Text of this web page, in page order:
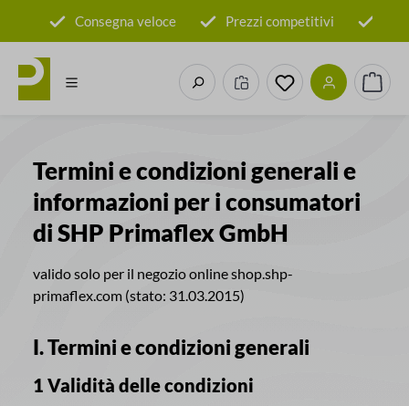
Passa al contenuto principale
Consegna veloce Prezzi competitivi
Hai 0 articoli nella
Il
Termini e condizioni generali e
informazioni per i consumatori
di SHP Primaflex GmbH
valido solo per il negozio online shop.shp-
primaflex.com (stato: 31.03.2015)
I. Termini e condizioni generali
1 Validità delle condizioni